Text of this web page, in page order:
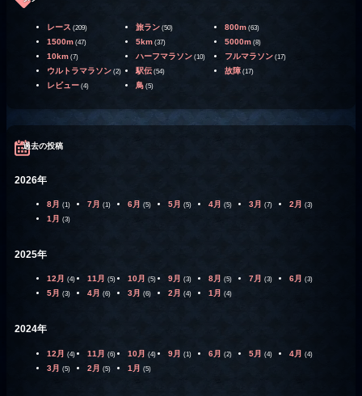
レース (209) 旅ラン (50) 800m (63)
1500m (47) 5km (37) 5000m (8)
10km (7) ハーフマラソン (10) フルマラソン (17)
ウルトラマラソン (2) 駅伝 (54) 故障 (17)
レビュー (4) 鳥 (5)
過去の投稿
2026年
8月 (1) 7月 (1) 6月 (5) 5月 (5) 4月 (5) 3月 (7) 2月 (3)
1月 (3)
2025年
12月 (4) 11月 (5) 10月 (5) 9月 (3) 8月 (5) 7月 (3) 6月 (3)
5月 (3) 4月 (6) 3月 (6) 2月 (4) 1月 (4)
2024年
12月 (4) 11月 (6) 10月 (4) 9月 (1) 6月 (2) 5月 (4) 4月 (4)
3月 (5) 2月 (5) 1月 (5)